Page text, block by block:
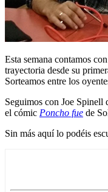
Esta semana contamos
trayectoria desde su
Sorteamos entre los
Seguimos con Joe Spinell
el cómic Poncho fue de
Sin más aquí lo podéis